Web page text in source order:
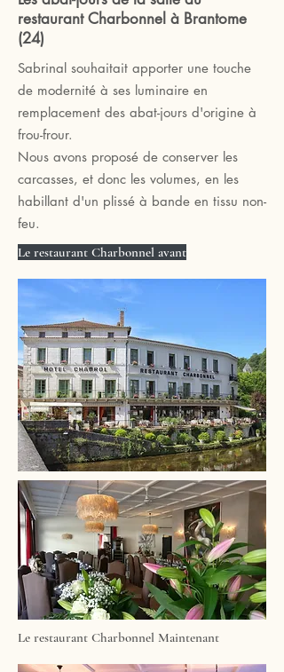
restaurant Charbonnel à Brantome
(24)
Sabrinal souhaitait apporter une touche
de modernité à ses luminaire en
remplacement des abat-jours d'origine à
frou-frour.
Nous avons proposé de conserver les
carcasses, et donc les volumes, en les
habillant d'un plissé à bande en tissu non-
feu.
Le restaurant Charbonnel avant
Le restaurant Charbonnel Maintenant